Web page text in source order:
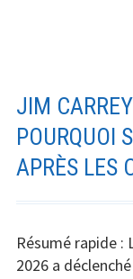
JIM
POURQUOI
APRÈS LES
Résumé rapide :
2026 a